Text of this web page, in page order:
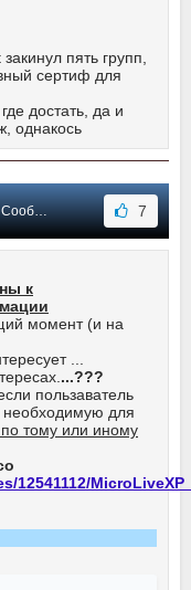
пять групп,
сертиф для
достать, да и
однакось
#2447 7
к
момент (и на
...
...???
пользаватель
необходимую для
тому или иному
12541112/